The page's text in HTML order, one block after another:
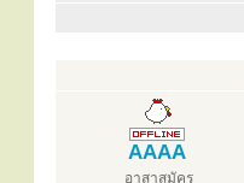
AAAA
อาสาสมัคร